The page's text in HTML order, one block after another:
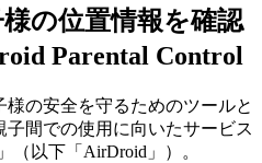
様の位置情報を確認
Parental Control
の安全を守るためのツールと
子間での使用に向いたサービス
」（以下「AirDroid」）。